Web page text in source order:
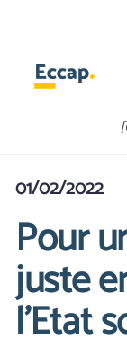
Aller au
01/02/2022
Pour
juste
l’Etat